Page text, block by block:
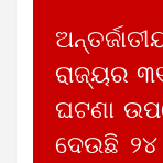
ରାଜ୍ୟର
ଘଟଣା
ଦେଉଛି